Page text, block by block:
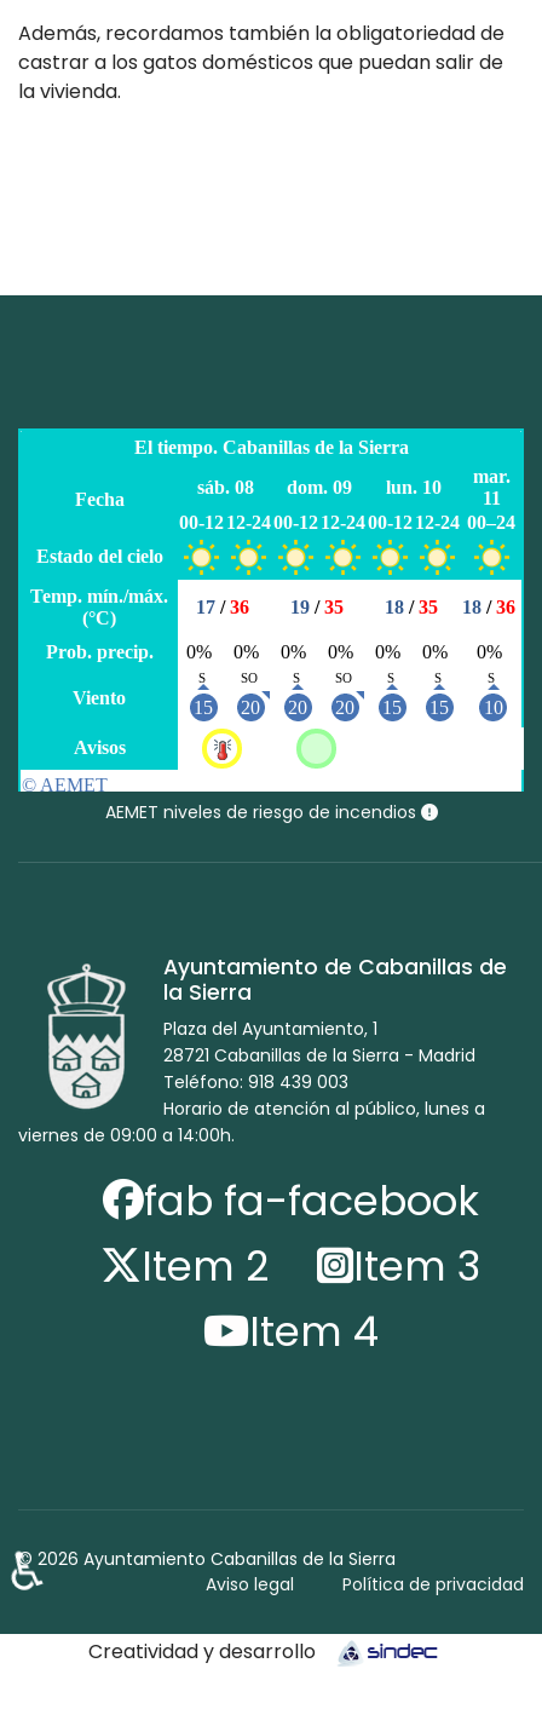
Además, recordamos también la obligatoriedad de
castrar a los gatos domésticos que puedan salir de
la vivienda.
AEMET niveles de riesgo de incendios
Ayuntamiento de Cabanillas de
la Sierra
Plaza del Ayuntamiento, 1
28721 Cabanillas de la Sierra - Madrid
Teléfono: 918 439 003
Horario de atención al público, lunes a
viernes de 09:00 a 14:00h.
fab fa-facebook
Item 2
Item 3
Item 4
© 2026 Ayuntamiento Cabanillas de la Sierra
Aviso legal
Política de privacidad
Creatividad y desarrollo